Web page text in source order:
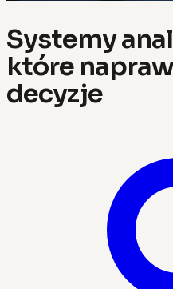
Systemy
które
decyzje